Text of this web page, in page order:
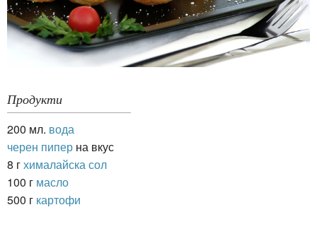
Продукти
200 мл. вода
черен пипер на вкус
8 гхималайска сол
100 г масло
500 г картофи